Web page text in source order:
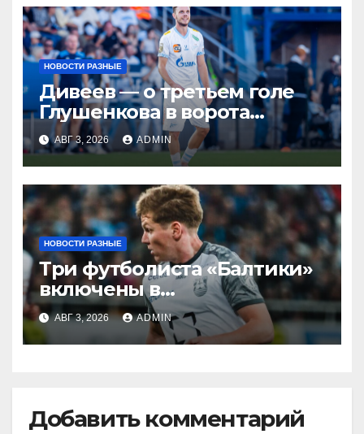
НОВОСТИ РАЗНЫЕ
Дивеев — о третьем голе
Глушенкова в ворота
«Оренбурга»: «Напомнил
Джону Джону, что
наигрывали в такой
ситуации»
АВГ 3, 2026 ADMIN
НОВОСТИ РАЗНЫЕ
Три футболиста «Балтики»
включены в
символическую сборную
2‑го тура РПЛ по версии
подписчиков МАТЧ
АВГ 3, 2026 ADMIN
Добавить комментарий